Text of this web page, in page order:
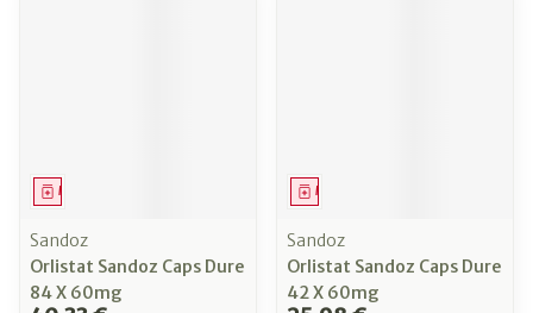
Médicament
Sandoz
Orlistat Sandoz Caps Dure
84 X 60mg
Médicament
Sandoz
Orlistat Sandoz Caps Dure
42 X 60mg